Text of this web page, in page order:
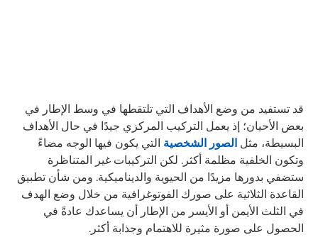
قد تستفيد من وضع الأهداف التي تلتقطها في وسط الإطار في
بعض الأحيان؛ إذ يعمل التركيب المركزي جيدًا في حال الأهداف
البسيطة، مثل الصور الشخصية التي يكون فيها الوجه مضاءً
وتكون الخلفية مظلمة أكثر. لكن التركيبات غير المتناظرة
ستضفي بدورها مزيدًا من الحيوية والديناميكية. ومن شأن تطبيق
القاعدة الثلاثية على صورك الفوتوغرافية من خلال وضع الهدف
في الثلث الأيمن أو الأيسر من الإطار أن يساعدك عادةً في
الحصول على صورة مثيرة للاهتمام وجذابة أكثر.